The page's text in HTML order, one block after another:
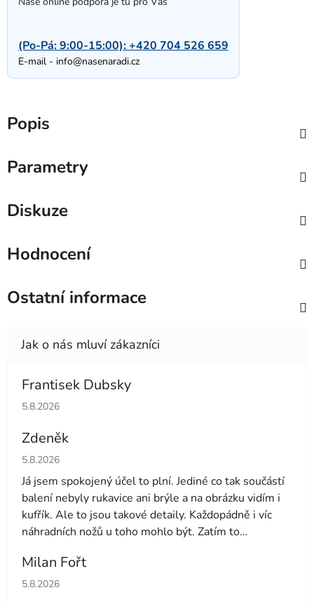
(Po-Pá: 9:00-15:00):+420 704 526 659
E-mail - info@nasenaradi.cz
Popis
Parametry
Diskuze
Hodnocení
Ostatní informace
Frantisek Dubsky
Hodnocení obchodu je 5 z 5 hvězdiček.
5.8.2026
Zdeněk
Hodnocení obchodu je 4 z 5 hvězdiček.
5.8.2026
Já jsem spokojený účel to plní. Jediné co tak součástí
balení nebyly rukavice ani brýle a na obrázku vidím i
kufřík. Ale to jsou takové detaily. Každopádně i víc
náhradních nožů u toho mohlo být. Zatím to
Milan Fořt
Hodnocení obchodu je 5 z 5 hvězdiček.
5.8.2026